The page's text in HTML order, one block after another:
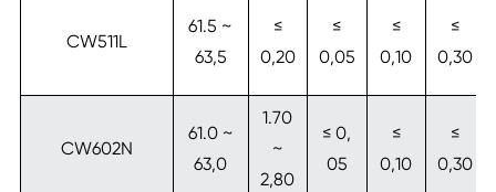
CW511L
61.5 ~
63,5
≤
0,20
≤
0,05
≤
0,10
≤
0,30
CW602N
61.0 ~
63,0
1.70
~
2,80
≤ 0,
05
≤
0,10
≤
0,30